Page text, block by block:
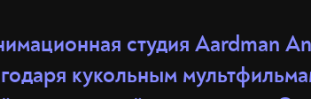
студия Aardman
кукольным